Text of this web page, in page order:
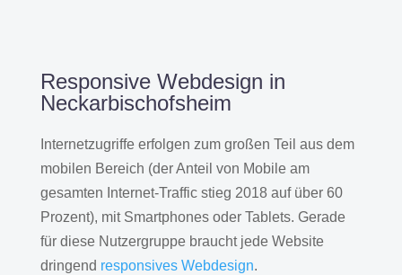
Responsive Webdesign in
Neckarbischofsheim
Internetzugriffe erfolgen zum großen Teil aus dem
mobilen Bereich (der Anteil von Mobile am
gesamten Internet-Traffic stieg 2018 auf über 60
Prozent), mit Smartphones oder Tablets. Gerade
für diese Nutzergruppe braucht jede Website
dringend responsives Webdesign.